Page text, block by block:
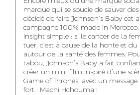
KARIM OUNZAR
AUDIOVISUAL
CONTENT CREATOR
ZAKARIA BENNANI
TRAFFIC MANAGER
marque qui se soucie de sauver des
décidé de faire Johnson’s Baby cet
campagne 100% made in Morocco.
insight simple : si le cancer de la
tuer, c’est à cause de la honte et du
autour de la santé des femmes.
tabou, Johnson’s Baby a fait
créer un mini-film inspiré d’une
Game of Thrones, avec un
fort : Machi Hchouma !